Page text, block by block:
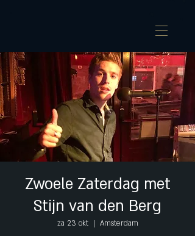
Zwoele Zaterdag met
Stijn van den Berg
za 23 okt
  |
Amsterdam